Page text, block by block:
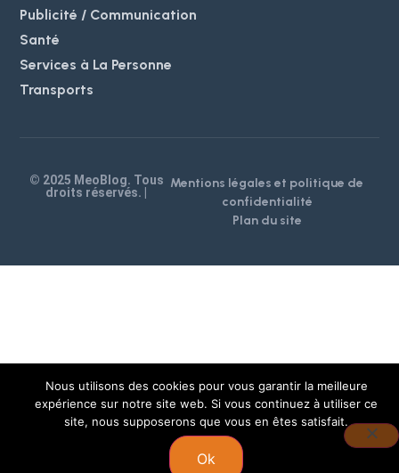
Publicité / Communication
Santé
Services à La Personne
Transports
© 2025 MeoBlog. Tous
droits réservés. |
Mentions légales et politique de
confidentialité
Plan du site
Nous utilisons des cookies pour vous garantir la meilleure
expérience sur notre site web. Si vous continuez à utiliser ce
site, nous supposerons que vous en êtes satisfait.
Ok